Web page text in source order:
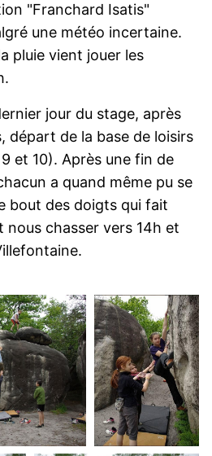
"Franchard Isatis"
une météo incertaine.
pluie vient jouer les
jour du stage, après
départ de la base de loisirs
et 10). Après une fin de
a quand même pu se
bout des doigts qui fait
nous chasser vers 14h et